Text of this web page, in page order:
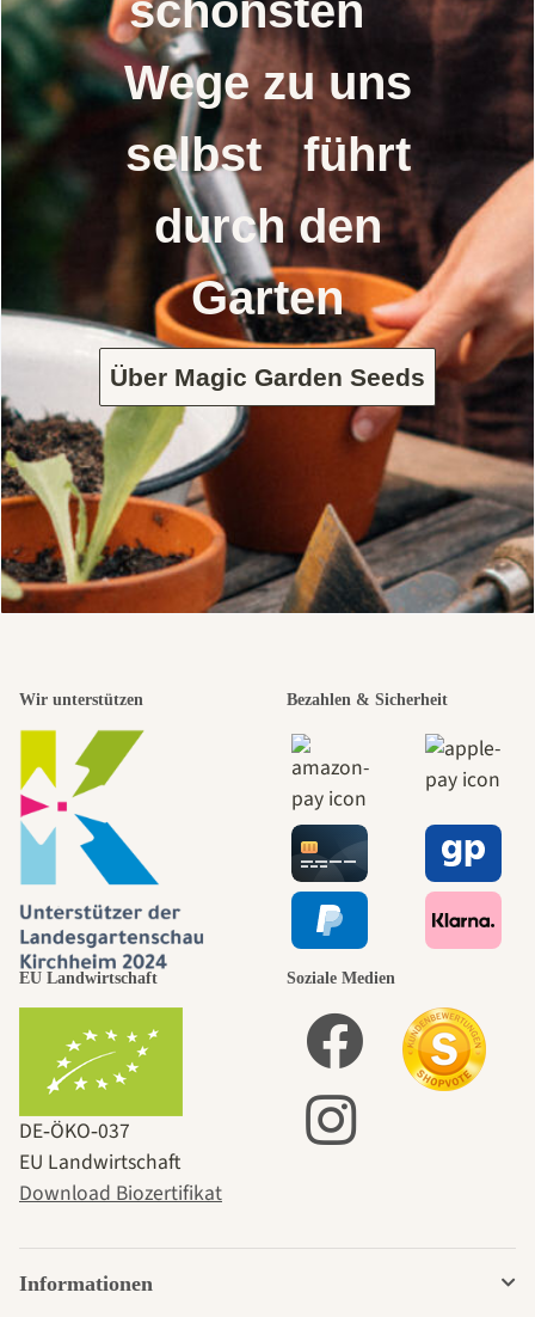
schönsten
Wege zu uns
selbst führt
durch den
Garten
Über Magic Garden Seeds
Wir unterstützen Bezahlen & Sicherheit
EU Landwirtschaft
DE‑ÖKO‑037
EU Landwirtschaft
Download Biozertifikat
Soziale Medien
Informationen